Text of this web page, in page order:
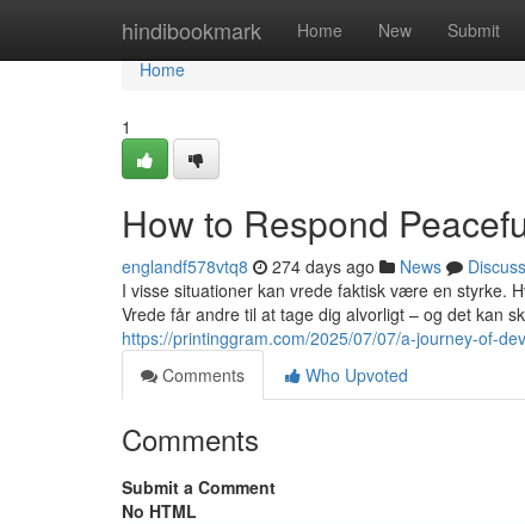
hindibookmark Home New Submit
Home
Home
1
How to Respond
englandf578vtq8 274 days ago News
Discuss
I visse situationer kan vrede faktisk være en styrke.
Vrede får andre til at tage dig alvorligt – og det kan
https://printinggram.com/2025/07/07/a-journey-of-
Comments
Who Upvoted
Comments
Submit a Comment
No HTML